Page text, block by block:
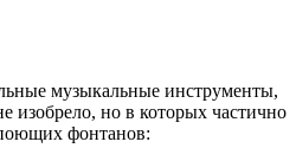
музыкальные инструменты,
изобрело, но в которых частично
фонтанов: